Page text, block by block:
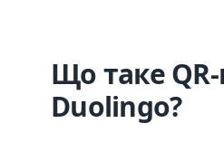
Що таке
Duolingo?